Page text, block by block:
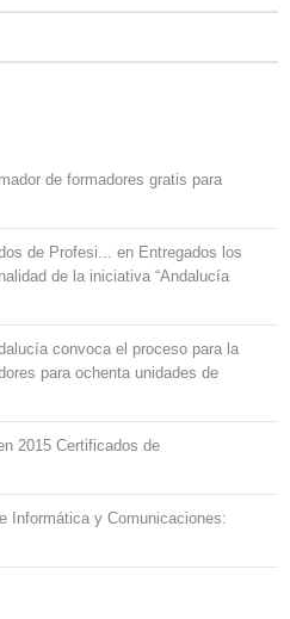
de formadores gratis para
de Profesi... en Entregados los
de la iniciativa “Andalucía
convoca el proceso para la
para ochenta unidades de
2015 Certificados de
Informática y Comunicaciones: